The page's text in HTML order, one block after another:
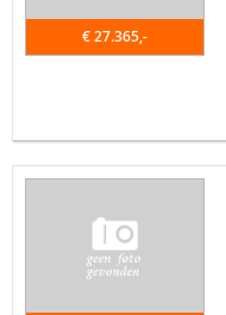
€ 27.365,-